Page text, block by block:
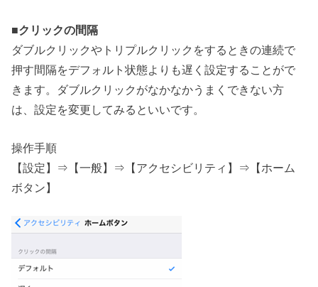
■クリックの間隔
ダブルクリックやトリプルクリックをするときの連続で
押す間隔をデフォルト状態よりも遅く設定することがで
きます。ダブルクリックがなかなかうまくできない方
は、設定を変更してみるといいです。
操作手順
【設定】⇒【一般】⇒【アクセシビリティ】⇒【ホーム
ボタン】